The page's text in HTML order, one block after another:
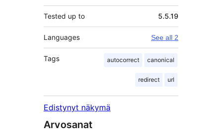
Tested up to 5.5.19
Languages See all 2
Tags autocorrect canonical
redirect url
Edistynyt näkymä
Arvosanat